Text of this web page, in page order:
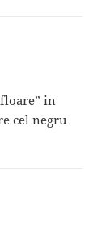
in
cel negru